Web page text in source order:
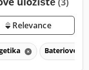
Relevance
Bateriové